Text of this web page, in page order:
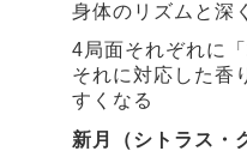
身体のリズムと深
4局面それぞれに
それに対応した香
すくなる
新月（シトラス・